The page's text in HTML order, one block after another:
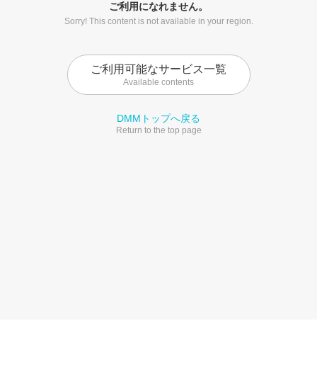
ご利用になれません。
Sorry! This content is not available in your region.
ご利用可能なサービス一覧
Available contents
DMMトップへ戻る
Return to the top page